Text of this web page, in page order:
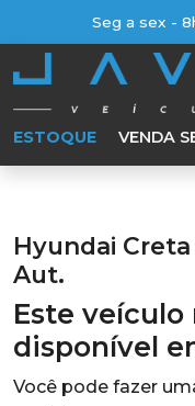
Seg a sex -
ESTOQUE VENDA
Hyundai Creta
Aut.
Este veículo
disponível
Você pode fazer